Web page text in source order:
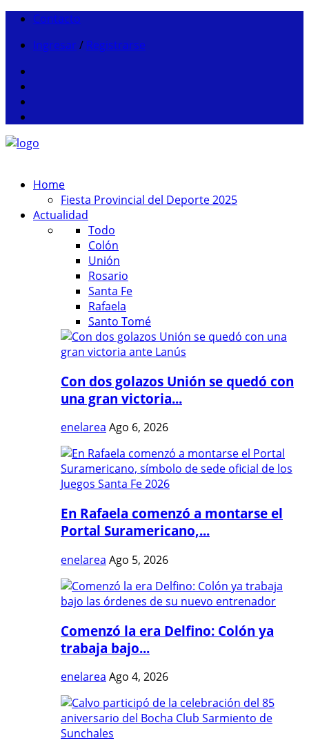
Contacto
Ingresar / Registrarse
Home
Fiesta Provincial del Deporte 2025
Actualidad
Todo
Colón
Unión
Rosario
Santa Fe
Rafaela
Santo Tomé
Con dos golazos Unión se quedó con
una gran victoria...
enelarea Ago 6, 2026
En Rafaela comenzó a montarse el
Portal Suramericano,...
enelarea Ago 5, 2026
Comenzó la era Delfino: Colón ya
trabaja bajo...
enelarea Ago 4, 2026